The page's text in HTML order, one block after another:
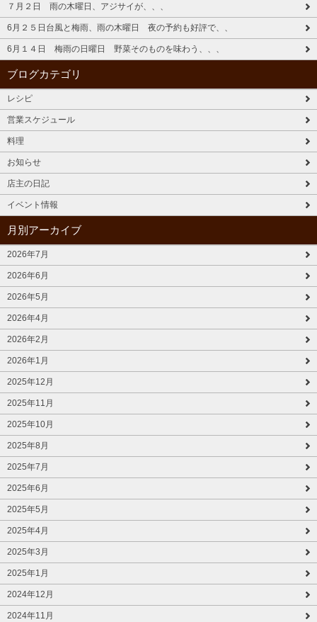
７月２日 雨の木曜日、アジサイが、、、
6月２５日台風と梅雨、雨の木曜日 夜の予約も好評で、、
6月１４日 梅雨の日曜日 野菜そのものを味わう、、、
ブログカテゴリ
レシピ
営業スケジュール
料理
お知らせ
店主の日記
イベント情報
月別アーカイブ
2026年7月
2026年6月
2026年5月
2026年4月
2026年2月
2026年1月
2025年12月
2025年11月
2025年10月
2025年8月
2025年7月
2025年6月
2025年5月
2025年4月
2025年3月
2025年1月
2024年12月
2024年11月